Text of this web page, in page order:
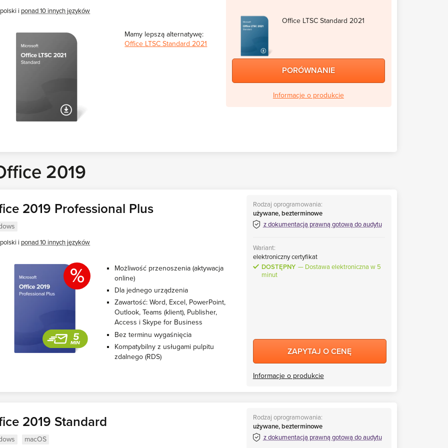
polski i ponad 10 innych języków
Mamy lepszą alternatywę:
Office LTSC Standard 2021
Office LTSC Standard 2021
PORÓWNANIE
Informacje o produkcie
2019
2019 Professional Plus
polski i ponad 10 innych języków
%
Możliwość przenoszenia (aktywacja
online)
Dla jednego urządzenia
Zawartość: Word, Excel, PowerPoint,
Outlook, Teams (klient), Publisher,
Access i Skype for Business
Bez terminu wygaśnięcia
Kompatybilny z usługami pulpitu
zdalnego (RDS)
Rodzaj oprogramowania:
używane, bezterminowe
z dokumentacją prawną gotową do audytu
Wariant:
elektroniczny certyfikat
DOSTĘPNY
Dostawa elektroniczna w 5
minut
ZAPYTAJ O CENĘ
Informacje o produkcie
2019 Standard
macOS
Rodzaj oprogramowania:
używane, bezterminowe
z dokumentacją prawną gotową do audytu